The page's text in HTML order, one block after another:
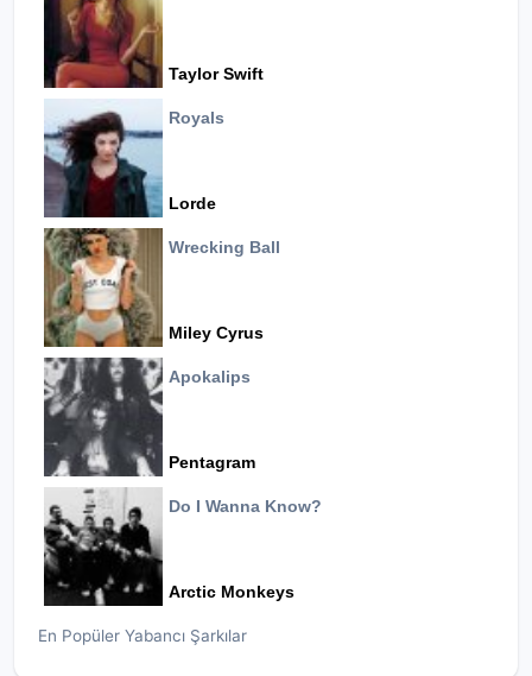
Taylor Swift
Royals
Lorde
Wrecking Ball
Miley Cyrus
Apokalips
Pentagram
Do I Wanna Know?
Arctic Monkeys
En Popüler Yabancı Şarkılar